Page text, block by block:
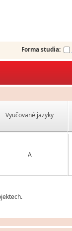
Forma studia:
Vyučované jazyky
A